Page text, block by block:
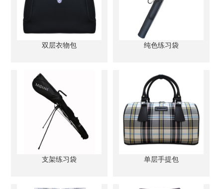
双层衣物包 纯色练习袋
支架练习袋 单层手提包